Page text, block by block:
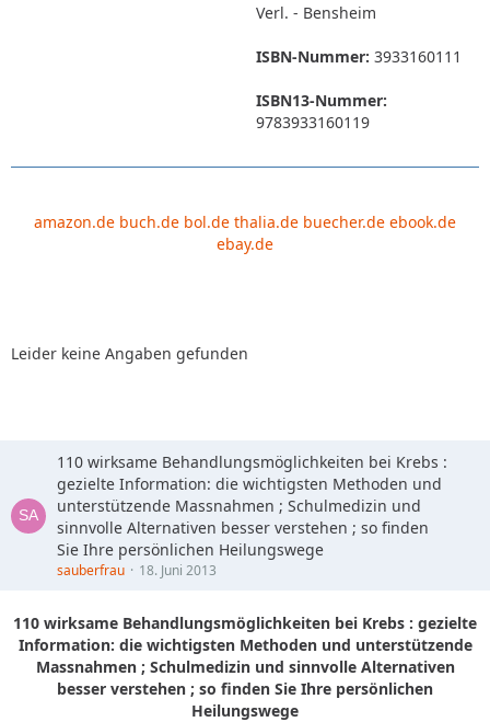
Verl. - Bensheim
ISBN-Nummer: 3933160111
ISBN13-Nummer:
9783933160119
amazon.de buch.de bol.de thalia.de buecher.de ebook.de
ebay.de
Leider keine Angaben gefunden
110 wirksame Behandlungsmöglichkeiten bei Krebs :
gezielte Information: die wichtigsten Methoden und
unterstützende Massnahmen ; Schulmedizin und
sinnvolle Alternativen besser verstehen ; so finden
Sie Ihre persönlichen Heilungswege
sauberfrau 18. Juni 2013
110 wirksame Behandlungsmöglichkeiten bei Krebs : gezielte
Information: die wichtigsten Methoden und unterstützende
Massnahmen ; Schulmedizin und sinnvolle Alternativen
besser verstehen ; so finden Sie Ihre persönlichen
Heilungswege